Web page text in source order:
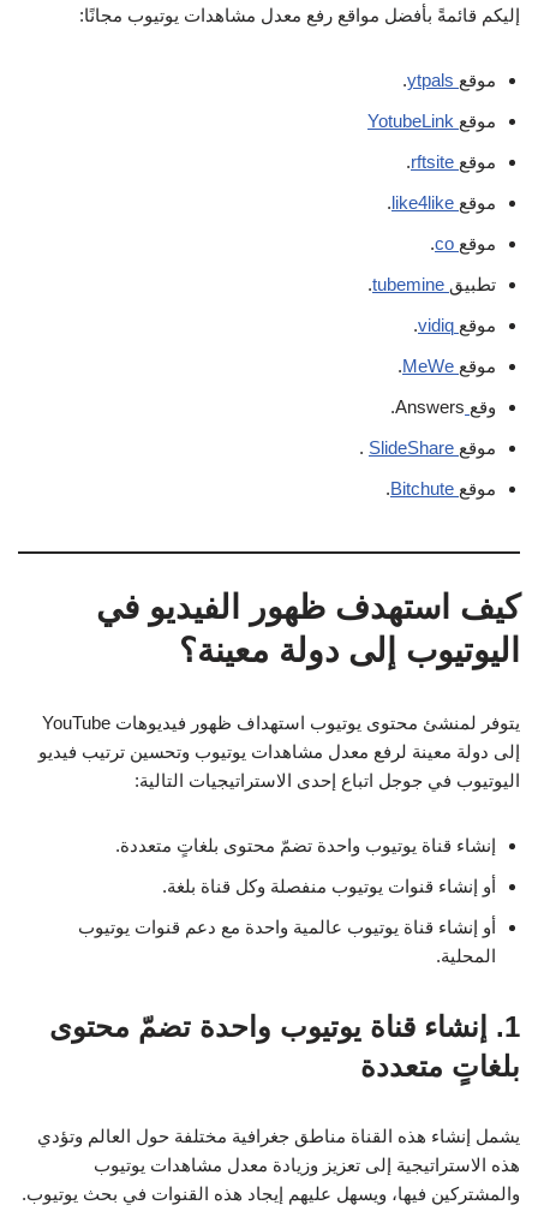
إليكم قائمةً بأفضل مواقع رفع معدل مشاهدات يوتيوب مجانًا:
موقع
.
موقع
موقع
.
موقع
.
موقع
.
تطبيق
.
موقع
.
موقع
.
وقع Answers.
موقع
.
موقع
.
كيف استهدف ظهور الفيديو في
اليوتيوب إلى دولة معينة؟
يتوفر لمنشئ محتوى يوتيوب استهداف ظهور فيديوهات YouTube
إلى دولة معينة لرفع معدل مشاهدات يوتيوب وتحسين ترتيب فيديو
اليوتيوب في جوجل اتباع إحدى الاستراتيجيات التالية:
إنشاء قناة يوتيوب واحدة تضمّ محتوى بلغاتٍ متعددة.
أو إنشاء قنوات يوتيوب منفصلة وكل قناة بلغة.
أو إنشاء قناة يوتيوب عالمية واحدة مع دعم قنوات يوتيوب
المحلية.
1.
إنشاء قناة يوتيوب واحدة تضمّ محتوى
بلغاتٍ متعددة
يشمل إنشاء هذه القناة مناطق جغرافية مختلفة حول العالم وتؤدي
هذه الاستراتيجية إلى تعزيز وزيادة معدل مشاهدات يوتيوب
والمشتركين فيها، ويسهل عليهم إيجاد هذه القنوات في بحث يوتيوب.